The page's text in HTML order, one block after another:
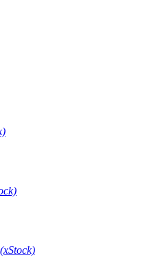
por criptografia
interesses flexíveis